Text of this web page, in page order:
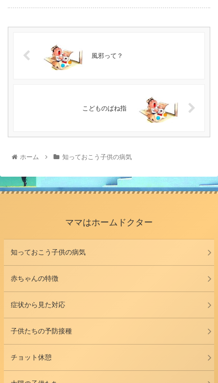
風邪って？
こどものばね指
ホーム 知っておこう子供の病気
ママはホームドクター
知っておこう子供の病気
赤ちゃんの特徴
症状から見た対応
子供たちの予防接種
チョット休憩